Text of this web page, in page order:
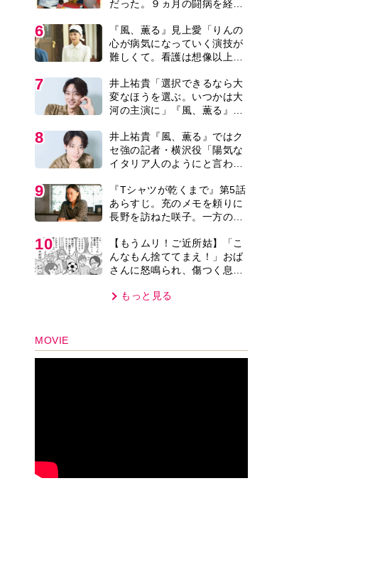
さんに怒鳴られ、傷つく息
【第3話】
もっと見る
MOVIE
編集部おすすめ